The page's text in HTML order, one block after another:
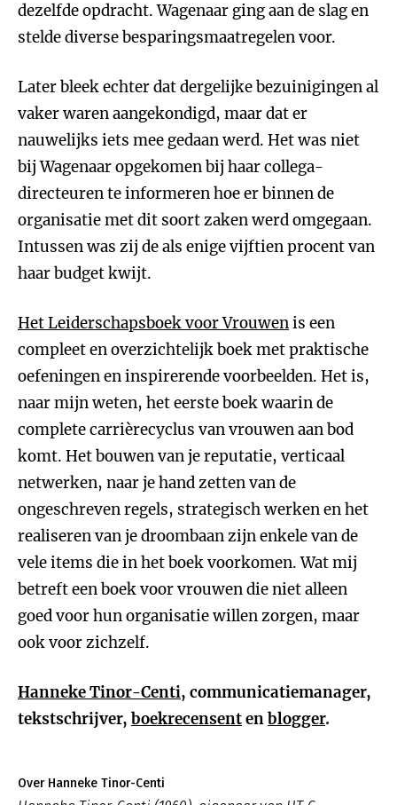
dezelfde opdracht. Wagenaar ging aan de slag en
stelde diverse besparingsmaatregelen voor.
Later bleek echter dat dergelijke bezuinigingen al
vaker waren aangekondigd, maar dat er
nauwelijks iets mee gedaan werd. Het was niet
bij Wagenaar opgekomen bij haar collega-
directeuren te informeren hoe er binnen de
organisatie met dit soort zaken werd omgegaan.
Intussen was zij de als enige vijftien procent van
haar budget kwijt.
Het Leiderschapsboek voor Vrouwenis een
compleet en overzichtelijk boek met praktische
oefeningen en inspirerende voorbeelden. Het is,
naar mijn weten, het eerste boek waarin de
complete carrièrecyclus van vrouwen aan bod
komt. Het bouwen van je reputatie, verticaal
netwerken, naar je hand zetten van de
ongeschreven regels, strategisch werken en het
realiseren van je droombaan zijn enkele van de
vele items die in het boek voorkomen. Wat mij
betreft een boek voor vrouwen die niet alleen
goed voor hun organisatie willen zorgen, maar
ook voor zichzelf.
Hanneke Tinor-Centi, communicatiemanager,
tekstschrijver, boekrecensentenblogger.
Over Hanneke Tinor-Centi